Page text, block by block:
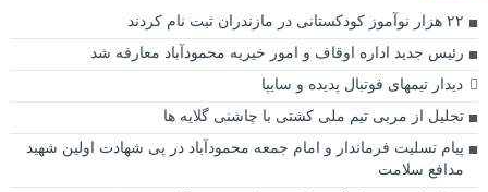
۲۲ هزار نوآموز کودکستانی در مازندران ثبت نام کردند
رئیس جدید اداره اوقاف و امور خیریه محمودآباد معارفه شد
دیدار تیمهای فوتبال پدیده و سایپا
تجلیل از مربی تیم ملی کشتی با چاشنی گلایه ها
پیام تسلیت فرماندار و امام جمعه محمودآباد در پی شهادت اولین شهید
مدافع سلامت